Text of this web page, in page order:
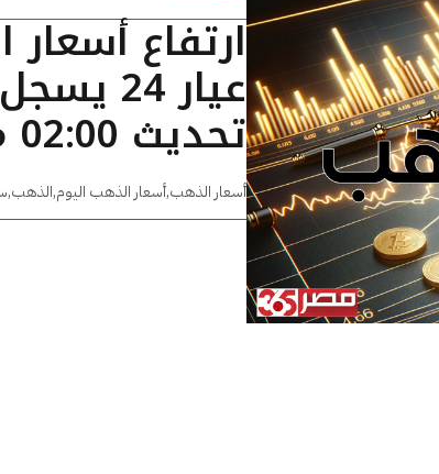
ارتفاع
تحديث 02:00 مساءًا
أسعار الذهب,أسعار الذهب اليوم,الذهب,